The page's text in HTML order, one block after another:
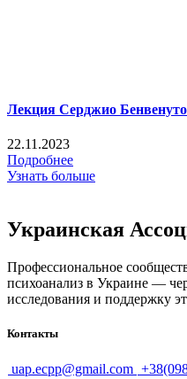
Лекция Серджио
22.11.2023
Подробнее
Узнать больше
Украинская
Профессиональное
психоанализ в Украине —
исследования и поддержку
Контакты
uap.ecpp@gmail.com